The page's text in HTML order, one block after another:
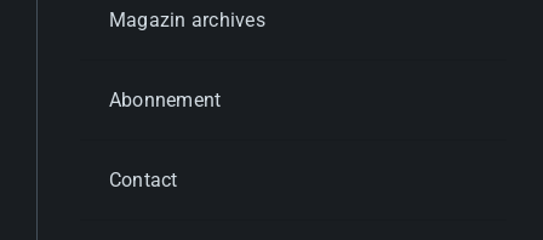
Magazin archives
Abonnement
Contact